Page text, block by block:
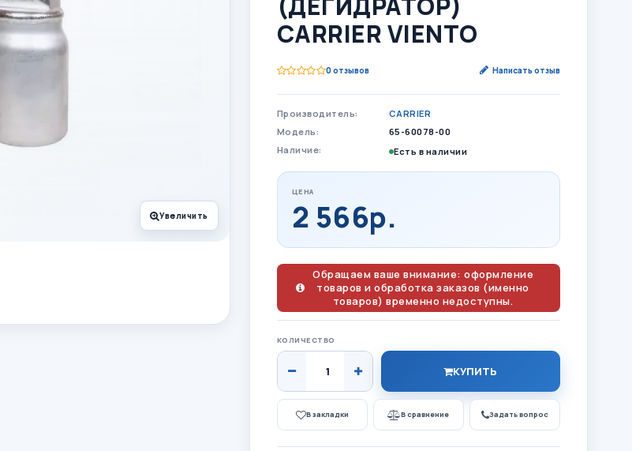
Увеличить
CARRIER VIENTO
0 отзывов Написать отзыв
Производитель:
CARRIER
Модель:
65-60078-00
Наличие:
Есть в наличии
ЦЕНА
2 566р.
Обращаем ваше внимание: оформление
товаров и обработка заказов (именно
товаров) временно недоступны.
КОЛИЧЕСТВО
КУПИТЬ
В закладки В сравнение Задать вопрос